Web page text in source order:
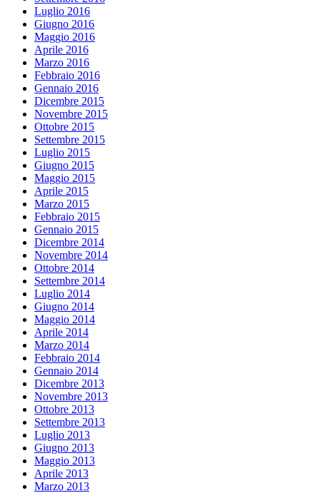
Luglio 2016
Giugno 2016
Maggio 2016
Aprile 2016
Marzo 2016
Febbraio 2016
Gennaio 2016
Dicembre 2015
Novembre 2015
Ottobre 2015
Settembre 2015
Luglio 2015
Giugno 2015
Maggio 2015
Aprile 2015
Marzo 2015
Febbraio 2015
Gennaio 2015
Dicembre 2014
Novembre 2014
Ottobre 2014
Settembre 2014
Luglio 2014
Giugno 2014
Maggio 2014
Aprile 2014
Marzo 2014
Febbraio 2014
Gennaio 2014
Dicembre 2013
Novembre 2013
Ottobre 2013
Settembre 2013
Luglio 2013
Giugno 2013
Maggio 2013
Aprile 2013
Marzo 2013